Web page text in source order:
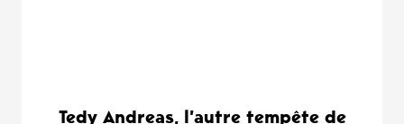
Tedy Andreas, l’autre tempête de